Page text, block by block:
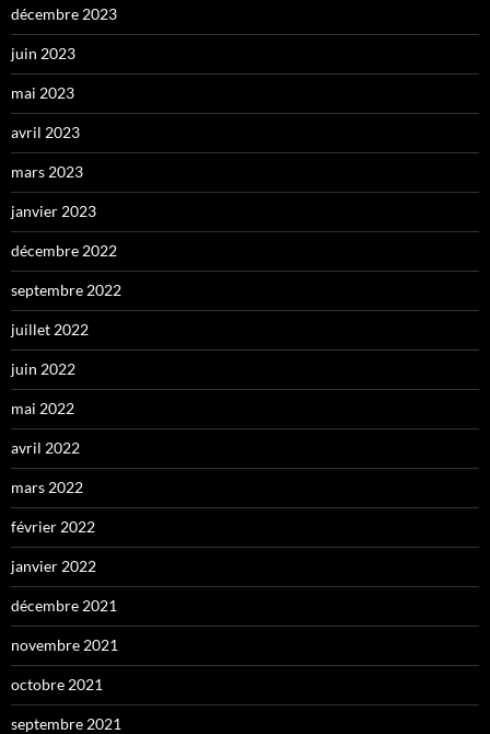
décembre 2023
juin 2023
mai 2023
avril 2023
mars 2023
janvier 2023
décembre 2022
septembre 2022
juillet 2022
juin 2022
mai 2022
avril 2022
mars 2022
février 2022
janvier 2022
décembre 2021
novembre 2021
octobre 2021
septembre 2021